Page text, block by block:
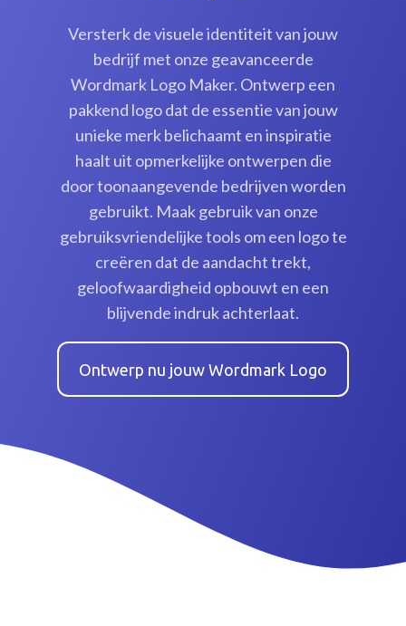
Versterk de visuele identiteit van jouw
bedrijf met onze geavanceerde
Wordmark Logo Maker. Ontwerp een
pakkend logo dat de essentie van jouw
unieke merk belichaamt en inspiratie
haalt uit opmerkelijke ontwerpen die
door toonaangevende bedrijven worden
gebruikt. Maak gebruik van onze
gebruiksvriendelijke tools om een logo te
creëren dat de aandacht trekt,
geloofwaardigheid opbouwt en een
blijvende indruk achterlaat.
Ontwerp nu jouw Wordmark Logo